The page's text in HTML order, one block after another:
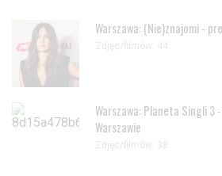
Warszawa: (Nie)znajomi -
Zdjęc/filmów: 44
Warszawa: Planeta Singli 3
Warszawie
Zdjęc/filmów: 38